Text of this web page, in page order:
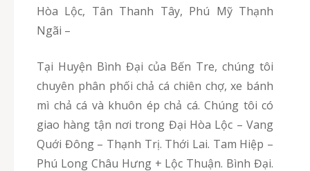
Hòa Lộc, Tân Thanh Tây, Phú Mỹ Thạnh
Ngãi –
Tại Huyện Bình Đại của Bến Tre, chúng tôi
chuyên phân phối chả cá chiên chợ, xe bánh
mì chả cá và khuôn ép chả cá. Chúng tôi có
giao hàng tận nơi trong Đại Hòa Lộc – Vang
Quới Đông – Thạnh Trị. Thới Lai. Tam Hiệp –
Phú Long Châu Hưng + Lộc Thuận. Bình Đại.